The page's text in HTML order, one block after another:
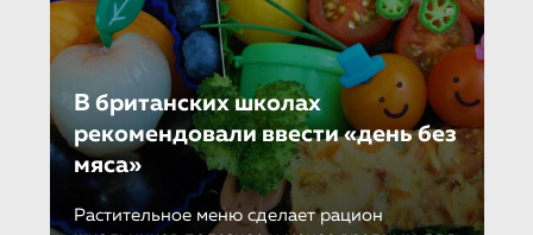
В британских школах
рекомендовали ввести «день без
мяса»
Растительное меню сделает рацион